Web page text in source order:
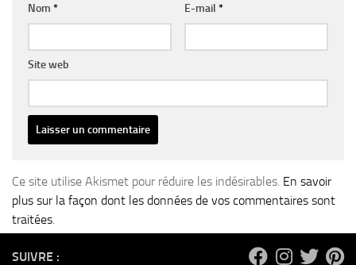
Nom * E-mail *
Site web
Ce site utilise Akismet pour réduire les indésirables. En savoir
plus sur la façon dont les données de vos commentaires sont
traitées.
SUIVRE :